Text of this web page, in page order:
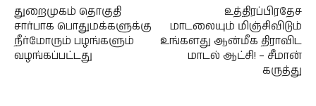
துறைமுகம் தொகுதி
சார்பாக பொதுமக்களுக்கு
நீர்மோரும் பழங்களும்
வழங்கப்பட்டது
உத்திரப்பிரதேச
மாடலையும் மிஞ்சிவிடும்
உங்களது ஆன்மீக திராவிட
மாடல் ஆட்சி! – சீமான்
கருத்து